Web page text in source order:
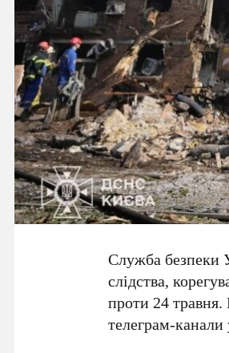
Служба безпеки
слідства,
проти24 травня.
телеграм-